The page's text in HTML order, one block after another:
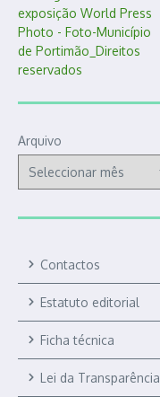
Arquivo
Contactos
Estatuto editorial
Ficha técnica
Lei da Transparência